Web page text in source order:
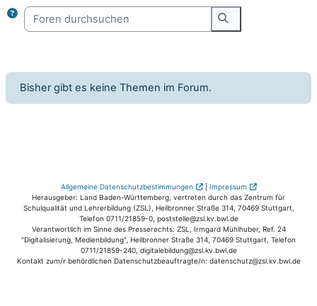
Foren durchsuchen
Foren
Bisher gibt es keine Themen im Forum.
Allgemeine Datenschutzbestimmungen | Impressum
Herausgeber: Land Baden-Württemberg, vertreten durch das Zentrum für
Schulqualität und Lehrerbildung (ZSL), Heilbronner Straße 314, 70469 Stuttgart,
Telefon 0711/21859-0, poststelle@zsl.kv.bwl.de
Verantwortlich im Sinne des Presserechts: ZSL, Irmgard Mühlhuber, Ref. 24
"Digitalisierung, Medienbildung", Heilbronner Straße 314, 70469 Stuttgart, Telefon
0711/21859-240, digitalebildung@zsl.kv.bwl.de
Kontakt zum/r behördlichen Datenschutzbeauftragte/n: datenschutz@zsl.kv.bwl.de